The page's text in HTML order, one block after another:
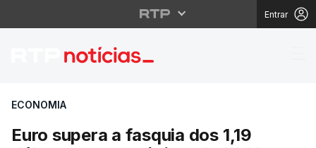
Entrar
Euro supera a fasquia
ECONOMIA
Euro supera a fasquia dos 1,19